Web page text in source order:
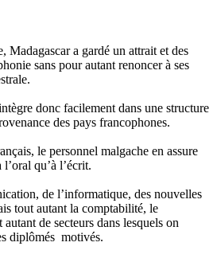
Madagascar a gardé un attrait et des
sans pour autant renoncer à ses
donc facilement dans une structure
des pays francophones.
le personnel malgache en assure
qu’à l’écrit.
de l’informatique, des nouvelles
tout autant la comptabilité, le
de secteurs dans lesquels on
diplômés motivés.